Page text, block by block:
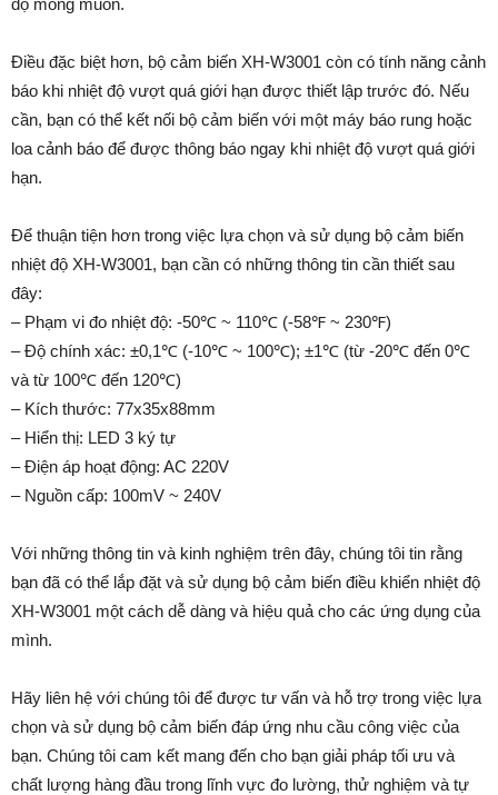
Điều đặc biệt hơn, bộ cảm biến XH-W3001 còn có tính năng cảnh
báo khi nhiệt độ vượt quá giới hạn được thiết lập trước đó. Nếu
cần, bạn có thể kết nối bộ cảm biến với một máy báo rung hoặc
loa cảnh báo để được thông báo ngay khi nhiệt độ vượt quá giới
hạn.
Để thuận tiện hơn trong việc lựa chọn và sử dụng bộ cảm biến
nhiệt độ XH-W3001, bạn cần có những thông tin cần thiết sau
đây:
– Phạm vi đo nhiệt độ: -50℃ ~ 110℃ (-58℉ ~ 230℉)
– Độ chính xác: ±0,1℃ (-10℃ ~ 100℃); ±1℃ (từ -20℃ đến 0℃
và từ 100℃ đến 120℃)
– Kích thước: 77x35x88mm
– Hiển thị: LED 3 ký tự
– Điện áp hoạt động: AC 220V
– Nguồn cấp: 100mV ~ 240V
Với những thông tin và kinh nghiệm trên đây, chúng tôi tin rằng
bạn đã có thể lắp đặt và sử dụng bộ cảm biến điều khiển nhiệt độ
XH-W3001 một cách dễ dàng và hiệu quả cho các ứng dụng của
mình.
Hãy liên hệ với chúng tôi để được tư vấn và hỗ trợ trong việc lựa
chọn và sử dụng bộ cảm biến đáp ứng nhu cầu công việc của
bạn. Chúng tôi cam kết mang đến cho bạn giải pháp tối ưu và
chất lượng hàng đầu trong lĩnh vực đo lường, thử nghiệm và tự